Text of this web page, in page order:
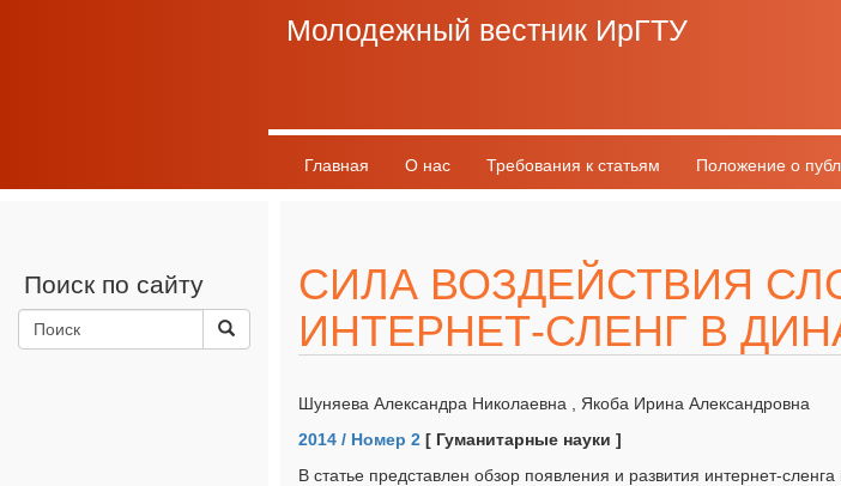
Молодежный вестник ИрГТУ
Главная О нас Требования к статьям Положение о
Поиск по сайту
СИЛА ВОЗДЕЙСТВИЯ
ИНТЕРНЕТ-СЛЕНГ В
Шуняева Александра Николаевна , Якоба Ирина Александровна
2014 / Номер 2 [ Гуманитарные науки ]
В статье представлен обзор появления и развития интернет-